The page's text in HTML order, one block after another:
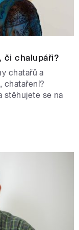
či chalupáři?
chatařů a
chataření?
stěhujete se na